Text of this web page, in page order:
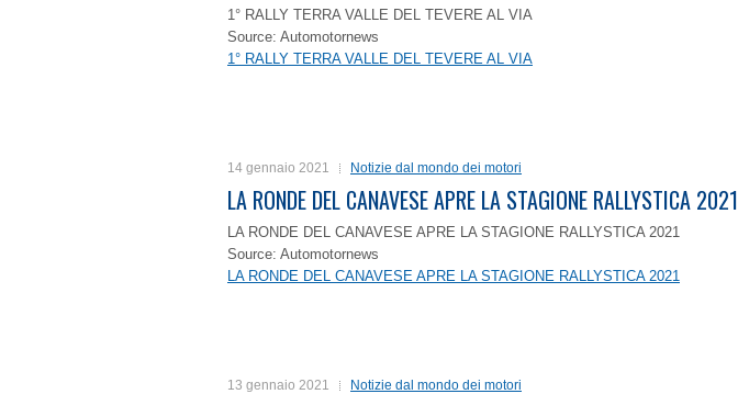
1° RALLY TERRA VALLE DEL TEVERE AL VIA
Source: Automotornews
1° RALLY TERRA VALLE DEL TEVERE AL VIA
14 gennaio 2021 Notizie dal mondo dei motori
LA RONDE DEL CANAVESE APRE LA STAGIONE RALLYSTICA 2021
LA RONDE DEL CANAVESE APRE LA STAGIONE RALLYSTICA 2021
Source: Automotornews
LA RONDE DEL CANAVESE APRE LA STAGIONE RALLYSTICA 2021
13 gennaio 2021 Notizie dal mondo dei motori